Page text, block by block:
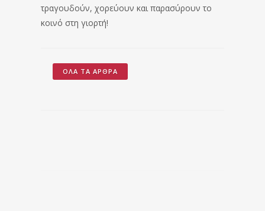
τραγουδούν, χορεύουν και παρασύρουν το
κοινό στη γιορτή!
ΌΛΑ ΤΑ ΆΡΘΡΑ